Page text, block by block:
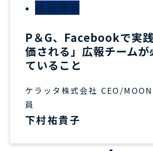
基調講演
P＆G、Facebookで実
価される」広報チームが
ていること
ケラッタ株式会社 CEO/
員
下村祐貴子